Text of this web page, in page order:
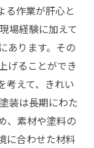
る作業が肝心と
場経験に加えて
あります。その
げることができ
考えて、きれい
装は長期にわた
、素材や塗料の
に合わせた材料